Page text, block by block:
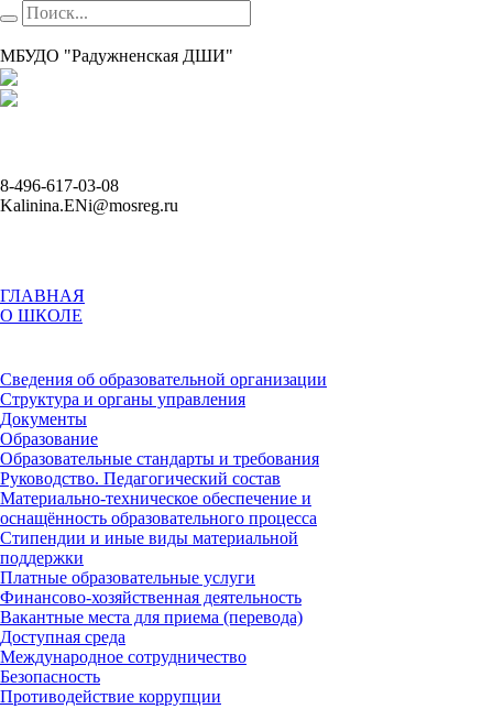
МБУДО "Радужненская ДШИ"
8-496-617-03-08
Kalinina.ENi@mosreg.ru
ГЛАВНАЯ
О ШКОЛЕ
Сведения об образовательной организации
Структура и органы управления
Документы
Образование
Образовательные стандарты и требования
Руководство. Педагогический состав
Материально-техническое обеспечение и
оснащённость образовательного процесса
Стипендии и иные виды материальной
поддержки
Платные образовательные услуги
Финансово-хозяйственная деятельность
Вакантные места для приема (перевода)
Доступная среда
Международное сотрудничество
Безопасность
Противодействие коррупции